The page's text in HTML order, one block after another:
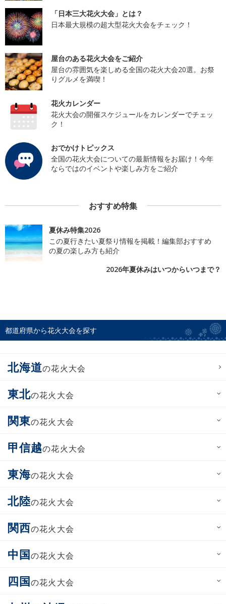
「日本三大花火大会」とは？
日本最大規模の超大型花火大会をチェック！
屋台のある花火大会をご紹介
屋台の雰囲気を楽しめる全国の花火大会20選。お祭
りグルメを満喫！
花火カレンダー
花火大会の開催スケジュールをカレンダーでチェッ
ク！
おでかけトピックス
全国の花火大会についての最新情報をお届け！今年
ならではのイベントや楽しみ方をご紹介
おすすめ特集
夏休み特集2026
この夏行きたい夏祭り情報を掲載！編集部おすすめ
の夏の楽しみ方も紹介
2026年夏休みはいつからいつまで？
都道府県から花火大会を探す
北海道の花火大会
東北の花火大会
関東の花火大会
甲信越の花火大会
東海の花火大会
北陸の花火大会
関西の花火大会
中国の花火大会
四国の花火大会